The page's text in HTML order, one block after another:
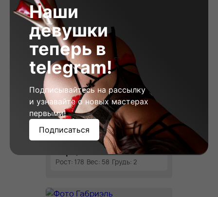
Рост: 178 Вес: 58 Грудь: 2
Наши
девушки
теперь в
telegram!
Подписывайтесь на рассылку
и узнавайте о новых мастерах
первыми!
Подписаться